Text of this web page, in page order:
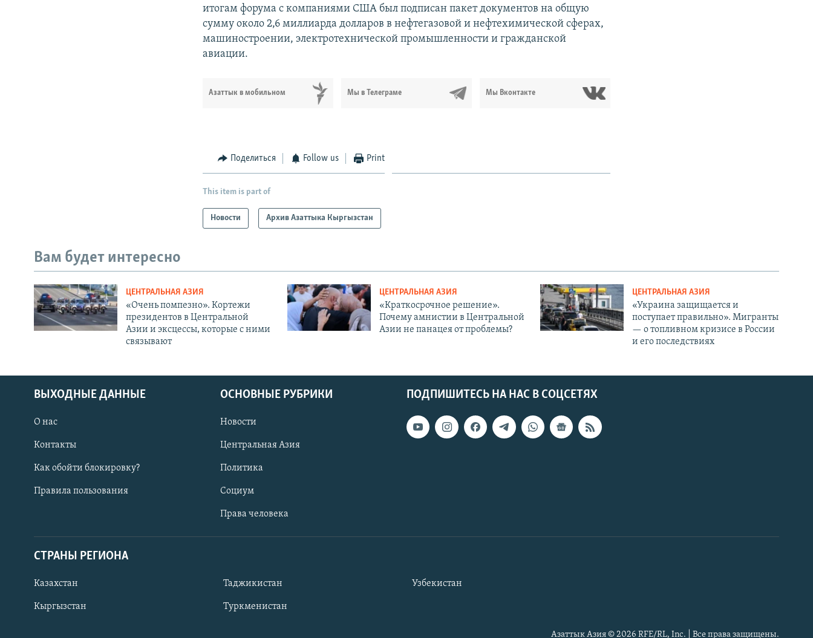
итогам форума с компаниями США был подписан пакет документов на общую
сумму около 2,6 миллиарда долларов в нефтегазовой и нефтехимической сферах,
машиностроении, электротехнической промышленности и гражданской
авиации.
Азаттык в мобильном Мы в Телеграме Мы Вконтакте
Поделиться Follow us Print
This item is part of
Новости Архив Азаттыка Кыргызстан
Вам будет интересно
ЦЕНТРАЛЬНАЯ АЗИЯ
«Очень помпезно». Кортежи
президентов в Центральной
Азии и эксцессы, которые с ними
связывают
ЦЕНТРАЛЬНАЯ АЗИЯ
«Краткосрочное решение».
Почему амнистии в Центральной
Азии не панацея от проблемы?
ЦЕНТРАЛЬНАЯ АЗИЯ
«Украина защищается и
поступает правильно». Мигранты
— о топливном кризисе в России
и его последствиях
ПОДПИШИТЕСЬ НА НАС В СОЦСЕТЯХ
ВЫХОДНЫЕ ДАННЫЕ
О нас
Контакты
Как обойти блокировку?
Правила пользования
ОСНОВНЫЕ РУБРИКИ
Новости
Центральная Азия
Политика
Социум
Права человека
СТРАНЫ РЕГИОНА
Казахстан
Кыргызстан
Таджикистан
Туркменистан
Узбекистан
Азаттык Азия © 2026 RFE/RL, Inc. | Все права защищены.